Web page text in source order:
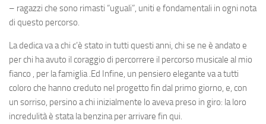
– ragazzi che sono rimasti “uguali”, uniti e fondamentali in ogni nota
di questo percorso.
La dedica va a chi c’è stato in tutti questi anni, chi se ne è andato e
per chi ha avuto il coraggio di percorrere il percorso musicale al mio
fianco , per la famiglia .Ed Infine, un pensiero elegante va a tutti
coloro che hanno creduto nel progetto fin dal primo giorno, e, con
un sorriso, persino a chi inizialmente lo aveva preso in giro: la loro
incredulità è stata la benzina per arrivare fin qui.